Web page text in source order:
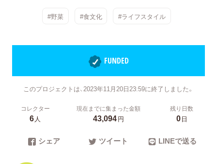
#野菜 #食文化 #ライフスタイル
FUNDED
このプロジェクトは、2023年11月20日23:59に終了しました。
コレクター
6人
現在までに集まった金額
43,094円
残り日数
0日
シェア ツイート LINEで送る